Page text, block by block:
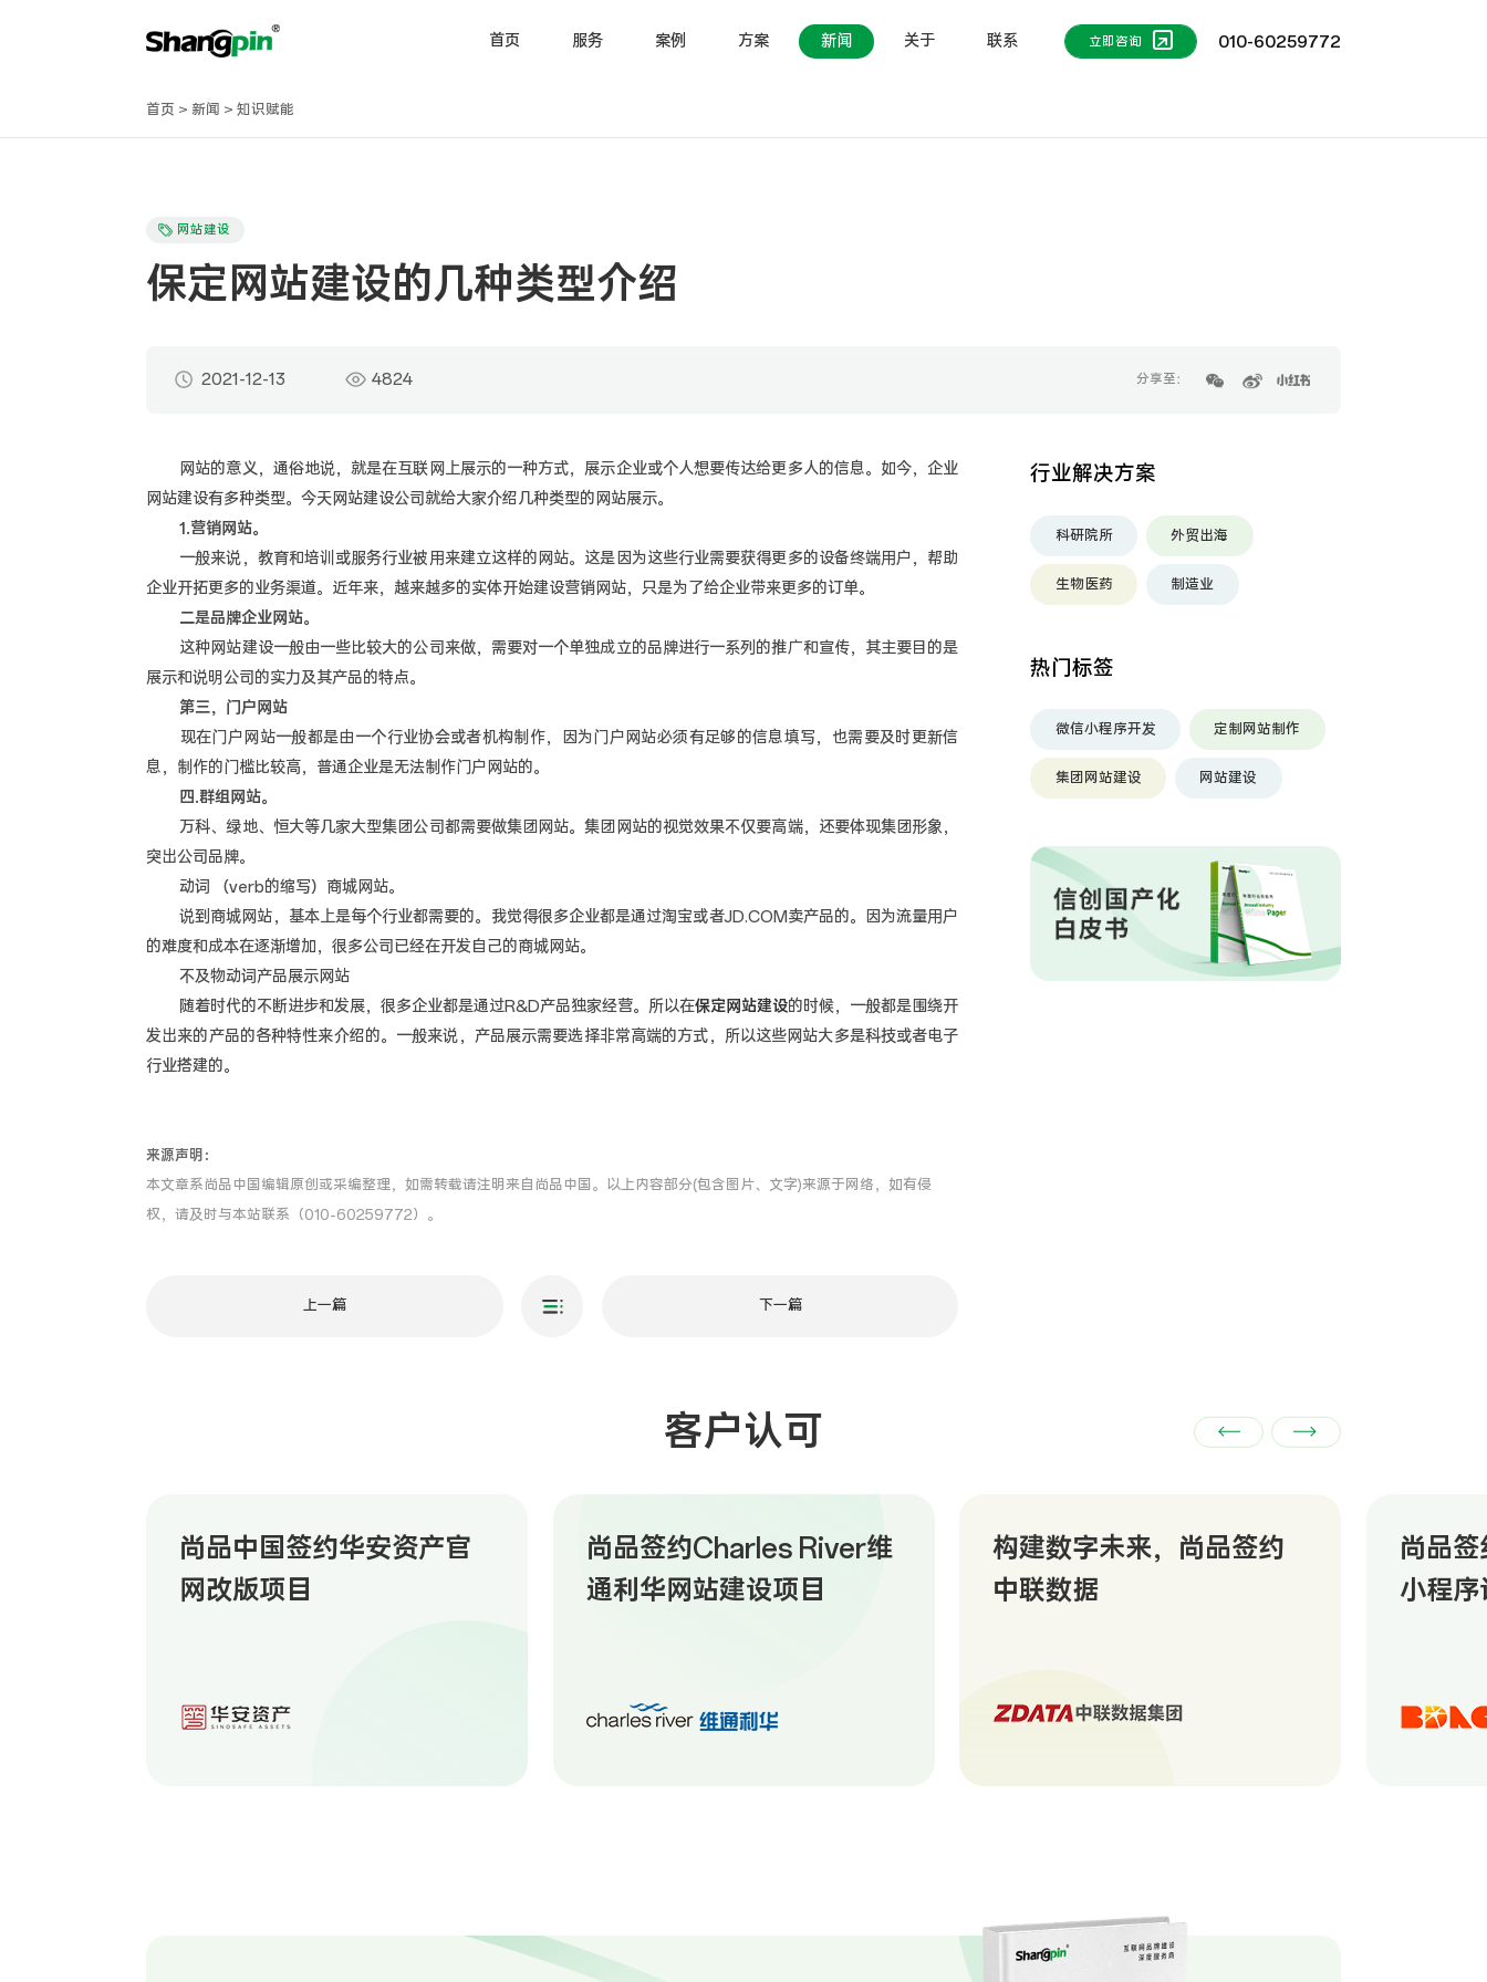
首页 服务 案例 方案 新闻 关于 联系 立即咨询 010-60259772
首页 > 新闻 > 知识赋能
网站建设
保定网站建设的几种类型介绍
2021-12-13 4824 分享至：
网站的意义，通俗地说，就是在互联网上展示的一种方式，展示企业或个人想要传达给更多人的信息。如今，企业
网站建设有多种类型。今天网站建设公司就给大家介绍几种类型的网站展示。
1.营销网站。
一般来说，教育和培训或服务行业被用来建立这样的网站。这是因为这些行业需要获得更多的设备终端用户，帮助
企业开拓更多的业务渠道。近年来，越来越多的实体开始建设营销网站，只是为了给企业带来更多的订单。
二是品牌企业网站。
这种网站建设一般由一些比较大的公司来做，需要对一个单独成立的品牌进行一系列的推广和宣传，其主要目的是
展示和说明公司的实力及其产品的特点。
第三，门户网站
现在门户网站一般都是由一个行业协会或者机构制作，因为门户网站必须有足够的信息填写，也需要及时更新信
息，制作的门槛比较高，普通企业是无法制作门户网站的。
四.群组网站。
万科、绿地、恒大等几家大型集团公司都需要做集团网站。集团网站的视觉效果不仅要高端，还要体现集团形象，
突出公司品牌。
动词 （verb的缩写）商城网站。
说到商城网站，基本上是每个行业都需要的。我觉得很多企业都是通过淘宝或者JD.COM卖产品的。因为流量用户
的难度和成本在逐渐增加，很多公司已经在开发自己的商城网站。
不及物动词产品展示网站
随着时代的不断进步和发展，很多企业都是通过R&D产品独家经营。所以在保定网站建设的时候，一般都是围绕开
发出来的产品的各种特性来介绍的。一般来说，产品展示需要选择非常高端的方式，所以这些网站大多是科技或者电子
行业搭建的。
来源声明：
本文章系尚品中国编辑原创或采编整理，如需转载请注明来自尚品中国。以上内容部分(包含图片、文字)来源于网络，如有侵
权，请及时与本站联系（010-60259772）。
上一篇 下一篇
行业解决方案
科研院所 外贸出海
生物医药 制造业
热门标签
微信小程序开发 定制网站制作
集团网站建设 网站建设
客户认可
尚品中国签约华安资产官
网改版项目
尚品签约Charles River维
通利华网站建设项目
构建数字未来，尚品签约
中联数据
尚品
小程